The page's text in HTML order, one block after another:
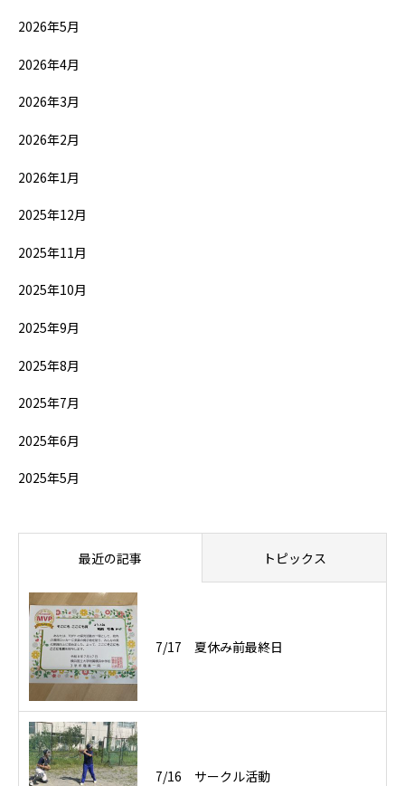
2026年5月
2026年4月
2026年3月
2026年2月
2026年1月
2025年12月
2025年11月
2025年10月
2025年9月
2025年8月
2025年7月
2025年6月
2025年5月
最近の記事 トピックス
7/17 夏休み前最終日
7/16 サークル活動